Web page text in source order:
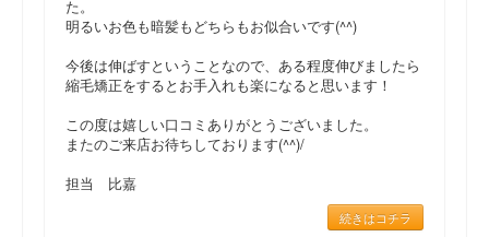
た。
明るいお色も暗髪もどちらもお似合いです(^^)
今後は伸ばすということなので、ある程度伸びましたら
縮毛矯正をするとお手入れも楽になると思います！
この度は嬉しい口コミありがとうございました。
またのご来店お待ちしております(^^)/
担当 比嘉
続きはコチラ